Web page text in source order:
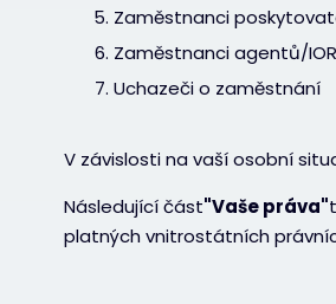
Zaměstnanci
Zaměstnanci agentů/IOR
Uchazeči o zaměstnání
V závislosti na vaší osobní
Následující část"Vaše práva"
platných vnitrostátních